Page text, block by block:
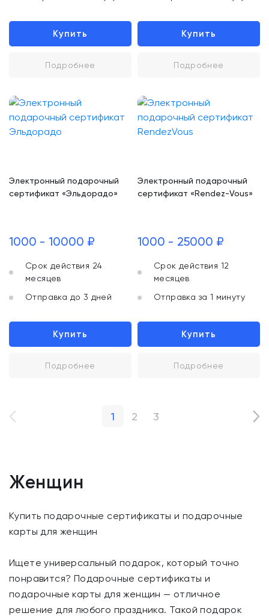
Купить
Подробнее
Купить
Подробнее
Электронный подарочный
сертификат «Эльдорадо»
1000 - 10000 ₽
Срок действия 24
месяцев
Отправка до 3 дней
Купить
Подробнее
Электронный подарочный
сертификат «Rendez-Vous»
1000 - 25000 ₽
Срок действия 12
месяцев
Отправка за 1 минуту
Купить
Подробнее
1 2 3
Женщин
Купить подарочные сертификаты и подарочные
карты для женщин
Ищете универсальный подарок, который точно
понравится? Подарочные сертификаты и
подарочные карты для женщин — отличное
решение для любого праздника. Такой подарок